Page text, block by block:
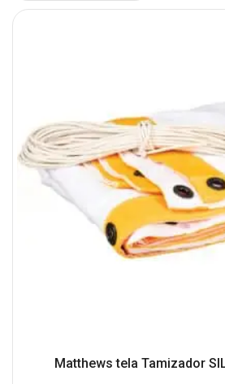
Matthews tela Tamizador